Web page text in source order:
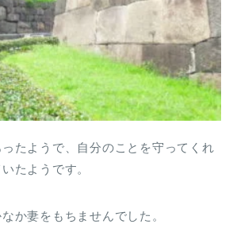
たようで、自分のことを守ってくれ
たようです。
か妻をもちませんでした。